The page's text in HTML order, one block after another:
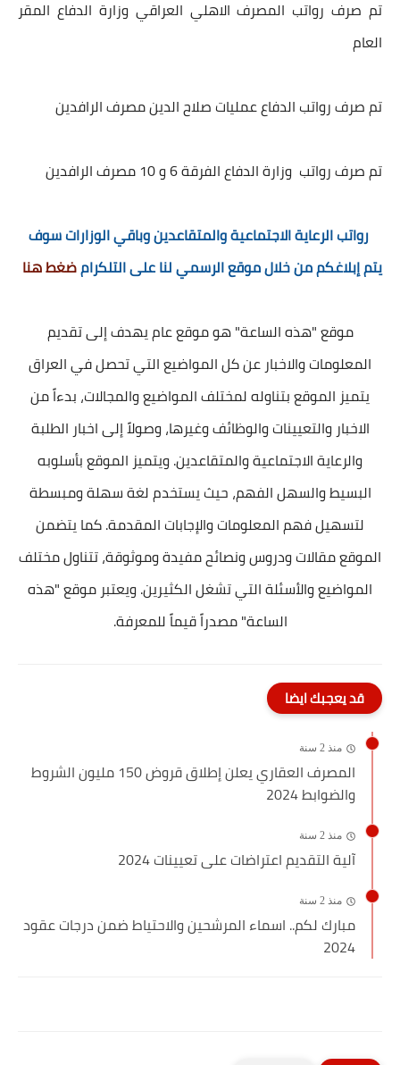
تم صرف رواتب المصرف الاهلي العراقي وزارة الدفاع المقر
العام
تم صرف رواتب الدفاع عمليات صلاح الدين مصرف الرافدين
تم صرف رواتب وزارة الدفاع الفرقة 6 و 10 مصرف الرافدين
رواتب الرعاية الاجتماعية والمتقاعدين وباقي الوزارات سوف
يتم إبلاغكم من خلال موقع الرسمي لنا على التلكرامضغط هنا
موقع "هذه الساعة" هو موقع عام يهدف إلى تقديم
المعلومات والاخبار عن كل المواضيع التي تحصل في العراق
يتميز الموقع بتناوله لمختلف المواضيع والمجالات، بدءاً من
الاخبار والتعيينات والوظائف وغيرها، وصولاً إلى اخبار الطلبة
والرعاية الاجتماعية والمتقاعدين. ويتميز الموقع بأسلوبه
البسيط والسهل الفهم، حيث يستخدم لغة سهلة ومبسطة
لتسهيل فهم المعلومات والإجابات المقدمة. كما يتضمن
الموقع مقالات ودروس ونصائح مفيدة وموثوقة، تتناول مختلف
المواضيع والأسئلة التي تشغل الكثيرين. ويعتبر موقع "هذه
الساعة" مصدراً قيماً للمعرفة.
قد يعجبك ايضا
منذ 2 سنة
المصرف العقاري يعلن إطلاق قروض 150 مليون الشروط
والضوابط 2024
منذ 2 سنة
آلية التقديم اعتراضات على تعيينات 2024
منذ 2 سنة
مبارك لكم.. اسماء المرشحين والاحتياط ضمن درجات عقود
2024